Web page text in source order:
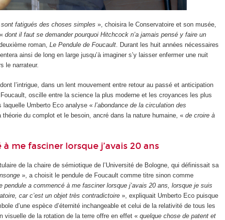
fatigués des choses simples », choisira le Conservatoire et son musée,
«dont il faut se demander pourquoi Hitchcock n’a jamais pensé y faire un
roman,Le Pendule de Foucault. Durant les huit années nécessaires
ainsi de long en large jusqu’à imaginer s’y laisser enfermer une nuit
le narrateur.
l’intrigue, dans un lent mouvement entre retour au passé et anticipation
oscille entre la science la plus moderne et les croyances les plus
laquelle Umberto Eco analyse «l’abondance de la circulation des
théorie du complot et le besoin, ancré dans la nature humaine, «de croire à
me fasciner lorsque j’avais 20 ans
de la chaire de sémiotique de l’Université de Bologne, qui définissait sa
», a choisit le pendule de Foucault comme titre sinon comme
pendule a commencé à me fasciner lorsque j’avais 20 ans, lorsque je suis
car c’est un objet très contradictoire », expliquait Umberto Eco puisque
d’une espèce d’éternité inchangeable et celui de la relativité de tous les
visuelle de la rotation de la terre offre en effet «quelque chose de patent et